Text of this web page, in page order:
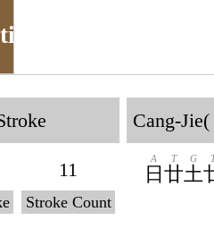
11
Stroke Count
Cang-Jie(
日
A
廿
T
土
G